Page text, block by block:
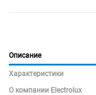
Описание
Характеристики
О компании Electrolux